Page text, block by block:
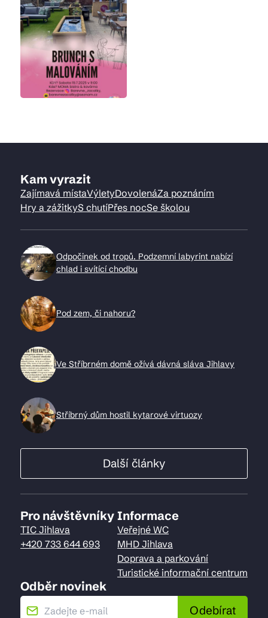
Kam vyrazit
Zajímavá místaVýletyDovolenáZa poznáním
Hry a zážitkyS chutíPřes nocSe školou
Odpočinek od tropů. Podzemní labyrint nabízí
chlad i svítící chodbu
Pod zem, či nahoru?
Ve Stříbrném domě ožívá dávná sláva Jihlavy
Stříbrný dům hostil kytarové virtuozy
Další články
Pro návštěvníky
TIC Jihlava
+420 733 644 693
Informace
Veřejné WC
MHD Jihlava
Doprava a parkování
Turistické informační centrum
Odběr novinek
Odebírat